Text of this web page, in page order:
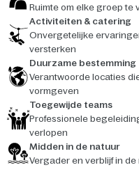
Ruimte om elke groep te
Activiteiten & catering
Onvergetelijke
versterken
Duurzame bestemming
Verantwoorde locaties
vormgeven
Toegewijde teams
Professionele
verlopen
Midden in de natuur
Vergader en verblijf in